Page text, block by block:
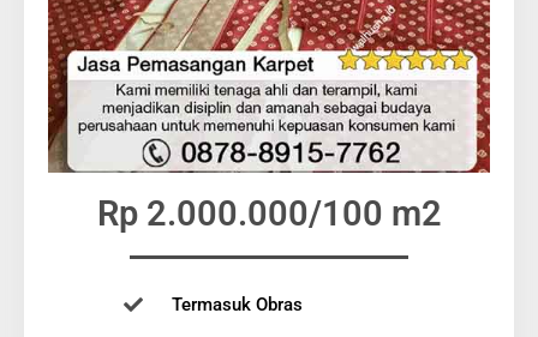
Rp 2.000.000/100 m2
Termasuk Obras